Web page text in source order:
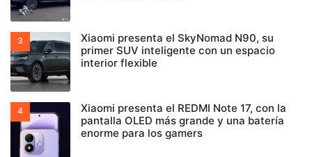
Xiaomi presenta el SkyNomad N90, su
primer SUV inteligente con un espacio
interior flexible
Xiaomi presenta el REDMI Note 17, con la
pantalla OLED más grande y una batería
enorme para los gamers